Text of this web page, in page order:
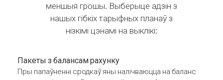
меншыя грошы. Выберыце адзін з
нашых гібкіх тарыфных планаў з
нізкімі цэнамі на выклікі:
Пакеты з балансам рахунку
Пры папаўненні сродкаў яны налічваюцца на баланс